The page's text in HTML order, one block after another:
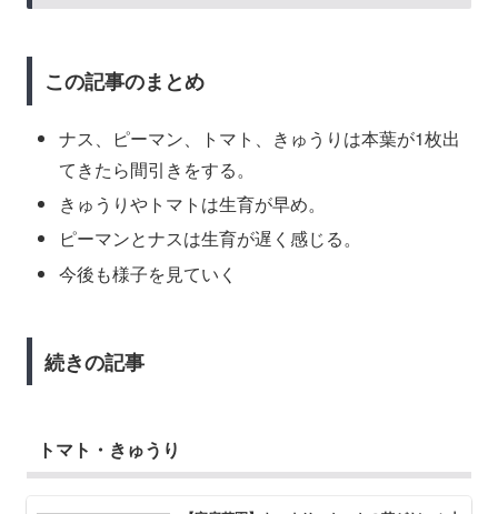
この記事のまとめ
ナス、ピーマン、トマト、きゅうりは本葉が1枚出
てきたら間引きをする。
きゅうりやトマトは生育が早め。
ピーマンとナスは生育が遅く感じる。
今後も様子を見ていく
続きの記事
トマト・きゅうり